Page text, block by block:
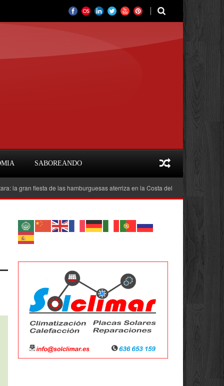
SABOREANDO
de las hamburguesas aterriza en la Costa del Sol Feria del Libro